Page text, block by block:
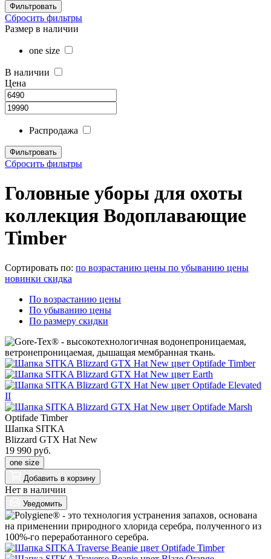
Сбросить фильтры
Размер в наличии
one size
В наличии
Цена
Распродажа
Сбросить фильтры
Головные уборы для охоты
коллекция Водоплавающие
Timber
Сортировать по: по возрастанию цены по убыванию цены
новинки скидка
По возрастанию цены
По убыванию цены
По размеру скидки
Optifade Timber
Шапка SITKA
Blizzard GTX Hat New
19 990 руб.
one size
Добавить в корзину
Нет в наличии
Уведомить